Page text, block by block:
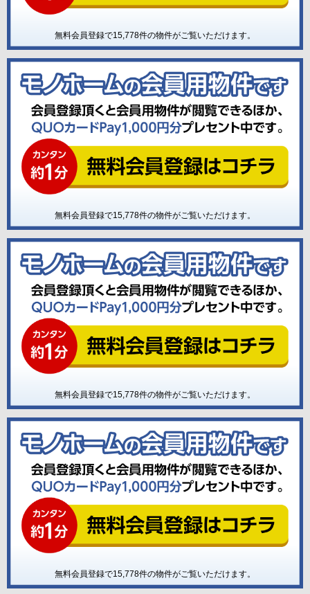
無料会員登録で15,778件の物件がご覧いただけます。
無料会員登録で15,778件の物件がご覧いただけます。
無料会員登録で15,778件の物件がご覧いただけます。
無料会員登録で15,778件の物件がご覧いただけます。